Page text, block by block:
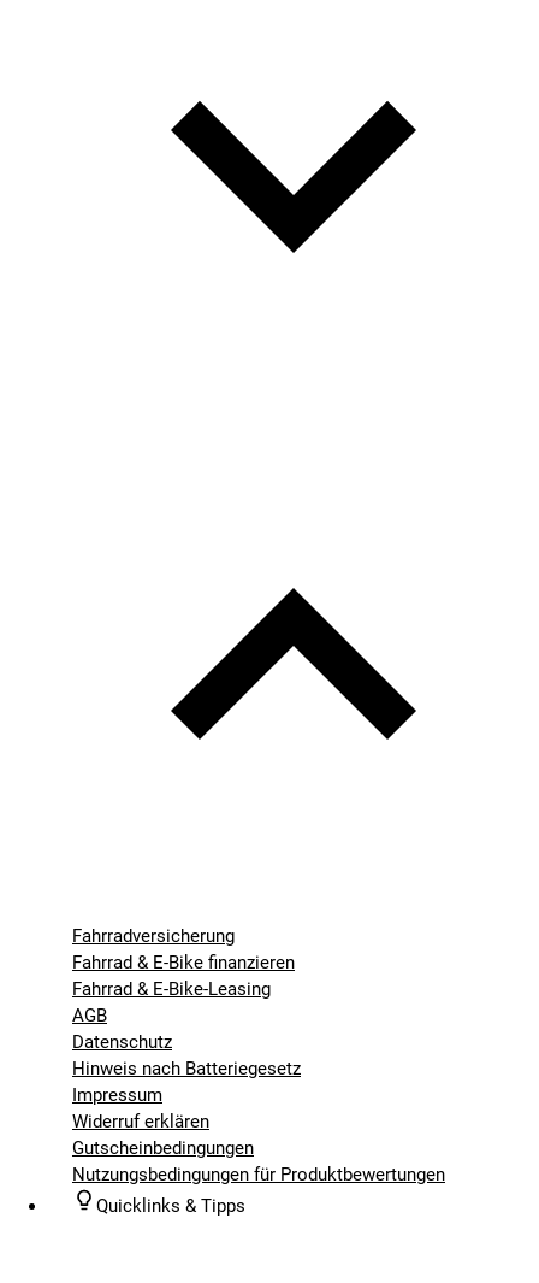
Fahrradversicherung
Fahrrad & E-Bike finanzieren
Fahrrad & E-Bike-Leasing
AGB
Datenschutz
Hinweis nach Batteriegesetz
Impressum
Widerruf erklären
Gutscheinbedingungen
Nutzungsbedingungen für Produktbewertungen
Quicklinks & Tipps